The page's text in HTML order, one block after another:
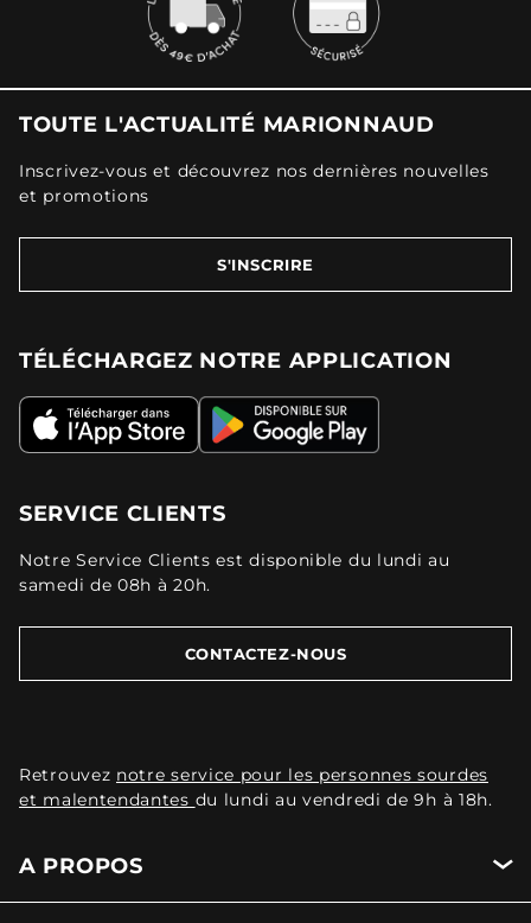
TOUTE L'ACTUALITÉ MARIONNAUD
Inscrivez-vous et découvrez nos dernières nouvelles
et promotions
S'INSCRIRE
TÉLÉCHARGEZ NOTRE APPLICATION
SERVICE CLIENTS
Notre Service Clients est disponible du lundi au
samedi de 08h à 20h.
CONTACTEZ-NOUS
Retrouvez notre service pour les personnes sourdes
et malentendantes du lundi au vendredi de 9h à 18h.
A PROPOS